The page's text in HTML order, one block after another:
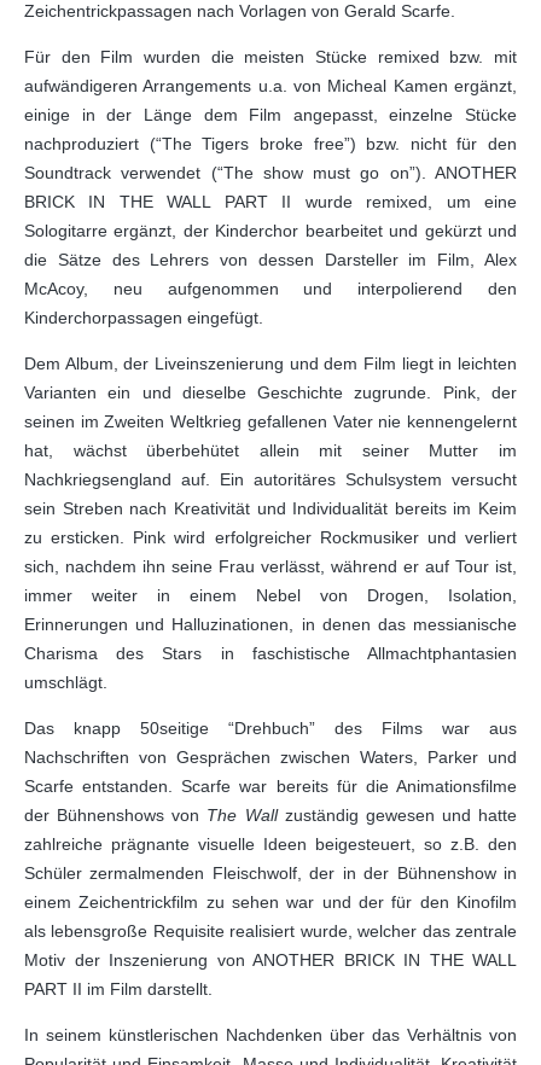
Zeichentrickpassagen nach Vorlagen von Gerald Scarfe.
Für den Film wurden die meisten Stücke remixed bzw. mit
aufwändigeren Arrangements u.a. von Micheal Kamen ergänzt,
einige in der Länge dem Film angepasst, einzelne Stücke
nachproduziert (“The Tigers broke free”) bzw. nicht für den
Soundtrack verwendet (“The show must go on”). ANOTHER
BRICK IN THE WALL PART II wurde remixed, um eine
Sologitarre ergänzt, der Kinderchor bearbeitet und gekürzt und
die Sätze des Lehrers von dessen Darsteller im Film, Alex
McAcoy, neu aufgenommen und interpolierend den
Kinderchorpassagen eingefügt.
Dem Album, der Liveinszenierung und dem Film liegt in leichten
Varianten ein und dieselbe Geschichte zugrunde. Pink, der
seinen im Zweiten Weltkrieg gefallenen Vater nie kennengelernt
hat, wächst überbehütet allein mit seiner Mutter im
Nachkriegsengland auf. Ein autoritäres Schulsystem versucht
sein Streben nach Kreativität und Individualität bereits im Keim
zu ersticken. Pink wird erfolgreicher Rockmusiker und verliert
sich, nachdem ihn seine Frau verlässt, während er auf Tour ist,
immer weiter in einem Nebel von Drogen, Isolation,
Erinnerungen und Halluzinationen, in denen das messianische
Charisma des Stars in faschistische Allmachtphantasien
umschlägt.
Das knapp 50seitige “Drehbuch” des Films war aus
Nachschriften von Gesprächen zwischen Waters, Parker und
Scarfe entstanden. Scarfe war bereits für die Animationsfilme
der Bühnenshows von The Wallzuständig gewesen und hatte
zahlreiche prägnante visuelle Ideen beigesteuert, so z.B. den
Schüler zermalmenden Fleischwolf, der in der Bühnenshow in
einem Zeichentrickfilm zu sehen war und der für den Kinofilm
als lebensgroße Requisite realisiert wurde, welcher das zentrale
Motiv der Inszenierung von ANOTHER BRICK IN THE WALL
PART II im Film darstellt.
In seinem künstlerischen Nachdenken über das Verhältnis von